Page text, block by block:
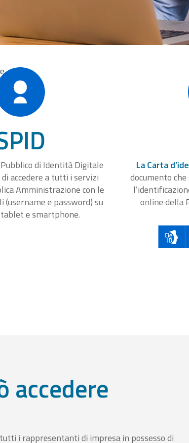
di Identità Digitale
accedere a tutti i servizi
Amministrazione con le
(username e password) su
e smartphone.
La Carta
documento
online della
accedere
i rappresentanti di impresa in possesso di